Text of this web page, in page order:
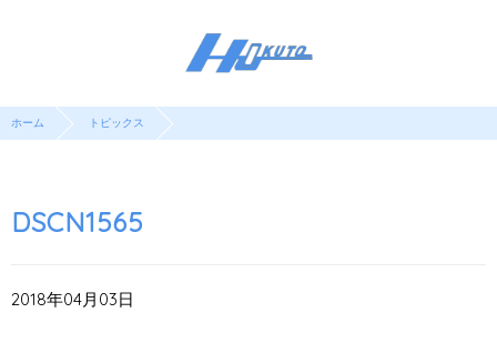
ホーム トピックス
DSCN1565
2018年04月03日